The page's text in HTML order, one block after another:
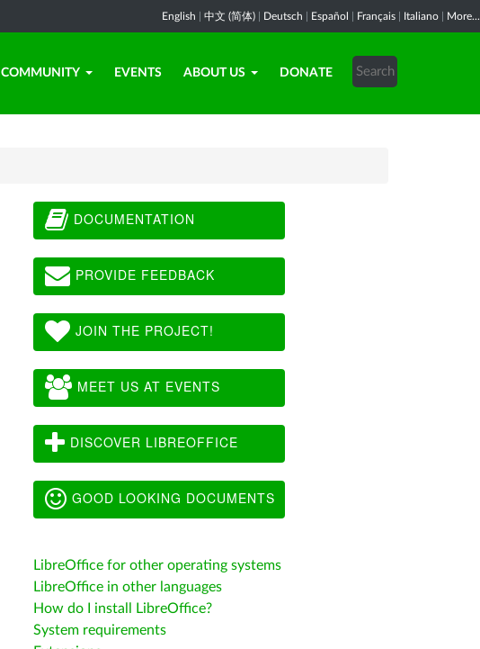
English 中文 (简体) Deutsch Español Français Italiano More...
COMMUNITY EVENTS ABOUT US DONATE
DOCUMENTATION
PROVIDE FEEDBACK
JOIN THE PROJECT!
MEET US AT EVENTS
DISCOVER LIBREOFFICE
GOOD LOOKING DOCUMENTS
LibreOffice for other operating systems
LibreOffice in other languages
How do I install LibreOffice?
System requirements